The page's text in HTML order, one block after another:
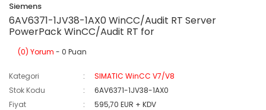
Siemens
6AV6371-1JV38-1AX0 WinCC/Audit RT Server
PowerPack WinCC/Audit RT for
(0) Yorum - 0 Puan
Kategori
SIMATIC WinCC V7/V8
Stok Kodu
6AV6371-1JV38-1AX0
Fiyat
595,70 EUR + KDV